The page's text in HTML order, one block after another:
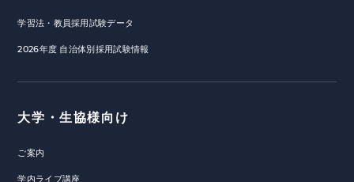
学習法・教員採用試験データ
2026年度 自治体別採用試験情報
大学・生協様向け
ご案内
学内ライブ講座